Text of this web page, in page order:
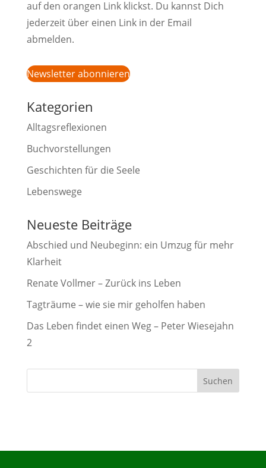
auf den orangen Link klickst. Du kannst Dich
jederzeit über einen Link in der Email
abmelden.
Newsletter abonnieren
Kategorien
Alltagsreflexionen
Buchvorstellungen
Geschichten für die Seele
Lebenswege
Neueste Beiträge
Abschied und Neubeginn: ein Umzug für mehr
Klarheit
Renate Vollmer – Zurück ins Leben
Tagträume – wie sie mir geholfen haben
Das Leben findet einen Weg – Peter Wiesejahn
2